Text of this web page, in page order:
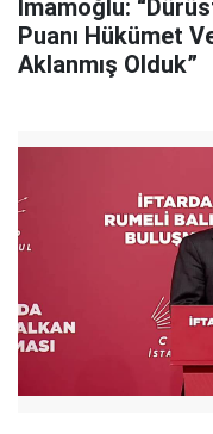
İmamoğlu:
Puanı Hükümet
Aklanmış Olduk”